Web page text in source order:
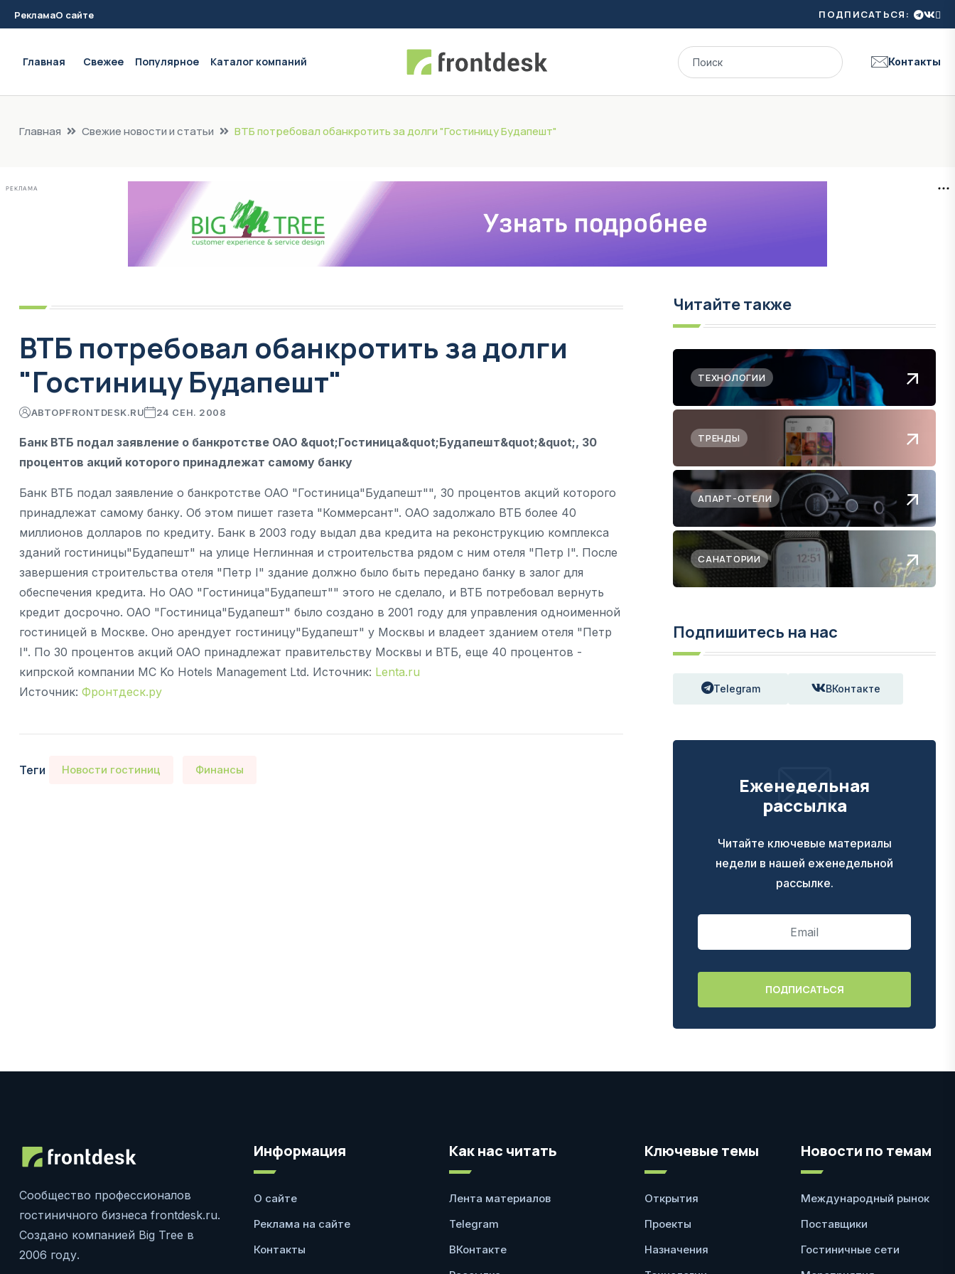
РекламаО сайте ПОДПИСАТЬСЯ:
Главная Свежее Популярное Каталог компаний Контакты
Главная Свежие новости и статьи ВТБ потребовал обанкротить за долги "Гостиницу Будапешт"
РЕКЛАМА
ВТБ потребовал обанкротить за долги
"Гостиницу Будапешт"
АВТОРFRONTDESK.RU 24 СЕН. 2008
Банк ВТБ подал заявление о банкротстве ОАО &quot;Гостиница&quot;Будапешт&quot;&quot;, 30
процентов акций которого принадлежат самому банку
Банк ВТБ подал заявление о банкротстве ОАО "Гостиница"Будапешт"", 30 процентов акций которого
принадлежат самому банку. Об этом пишет газета "Коммерсант". ОАО задолжало ВТБ более 40
миллионов долларов по кредиту. Банк в 2003 году выдал два кредита на реконструкцию комплекса
зданий гостиницы"Будапешт" на улице Неглинная и строительства рядом с ним отеля "Петр I". После
завершения строительства отеля "Петр I" здание должно было быть передано банку в залог для
обеспечения кредита. Но ОАО "Гостиница"Будапешт"" этого не сделало, и ВТБ потребовал вернуть
кредит досрочно. ОАО "Гостиница"Будапешт" было создано в 2001 году для управления одноименной
гостиницей в Москве. Оно арендует гостиницу"Будапешт" у Москвы и владеет зданием отеля "Петр
I". По 30 процентов акций ОАО принадлежат правительству Москвы и ВТБ, еще 40 процентов -
кипрской компании MC Ko Hotels Management Ltd. Источник: Lenta.ru
Источник: Фронтдеск.ру
Теги Новости гостиниц Финансы
Читайте также
ТЕХНОЛОГИИ
ТРЕНДЫ
АПАРТ-ОТЕЛИ
САНАТОРИИ
Подпишитесь на нас
Telegram ВКонтакте
Еженедельная
рассылка
Читайте ключевые материалы
недели в нашей еженедельной
рассылке.
Сообщество профессионалов
гостиничного бизнеса frontdesk.ru.
Создано компанией Big Tree в
2006 году.
Информация
О сайте
Реклама на сайте
Контакты
Как нас читать
Лента материалов
Telegram
ВКонтакте
Ключевые темы
Открытия
Проекты
Назначения
Новости по темам
Международный рынок
Поставщики
Гостиничные сети